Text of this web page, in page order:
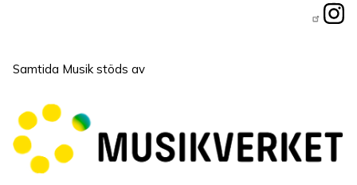
Samtida Musik stöds av